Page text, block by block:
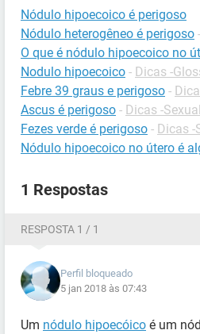
Nódulo hipoecoico é perigoso
Nódulo heterogêneo é perigoso
O que é nódulo hipoecoico no
Nodulo hipoecoico - Dicas -
Febre 39 graus e perigoso -
Ascus é perigoso - Dicas -
Fezes verde é perigoso - Dicas -
Nódulo hipoecoico no útero é
1 Respostas
RESPOSTA 1 / 1
Perfil bloqueado
5 jan 2018 às 07:43
Um nódulo hipoecóico é um